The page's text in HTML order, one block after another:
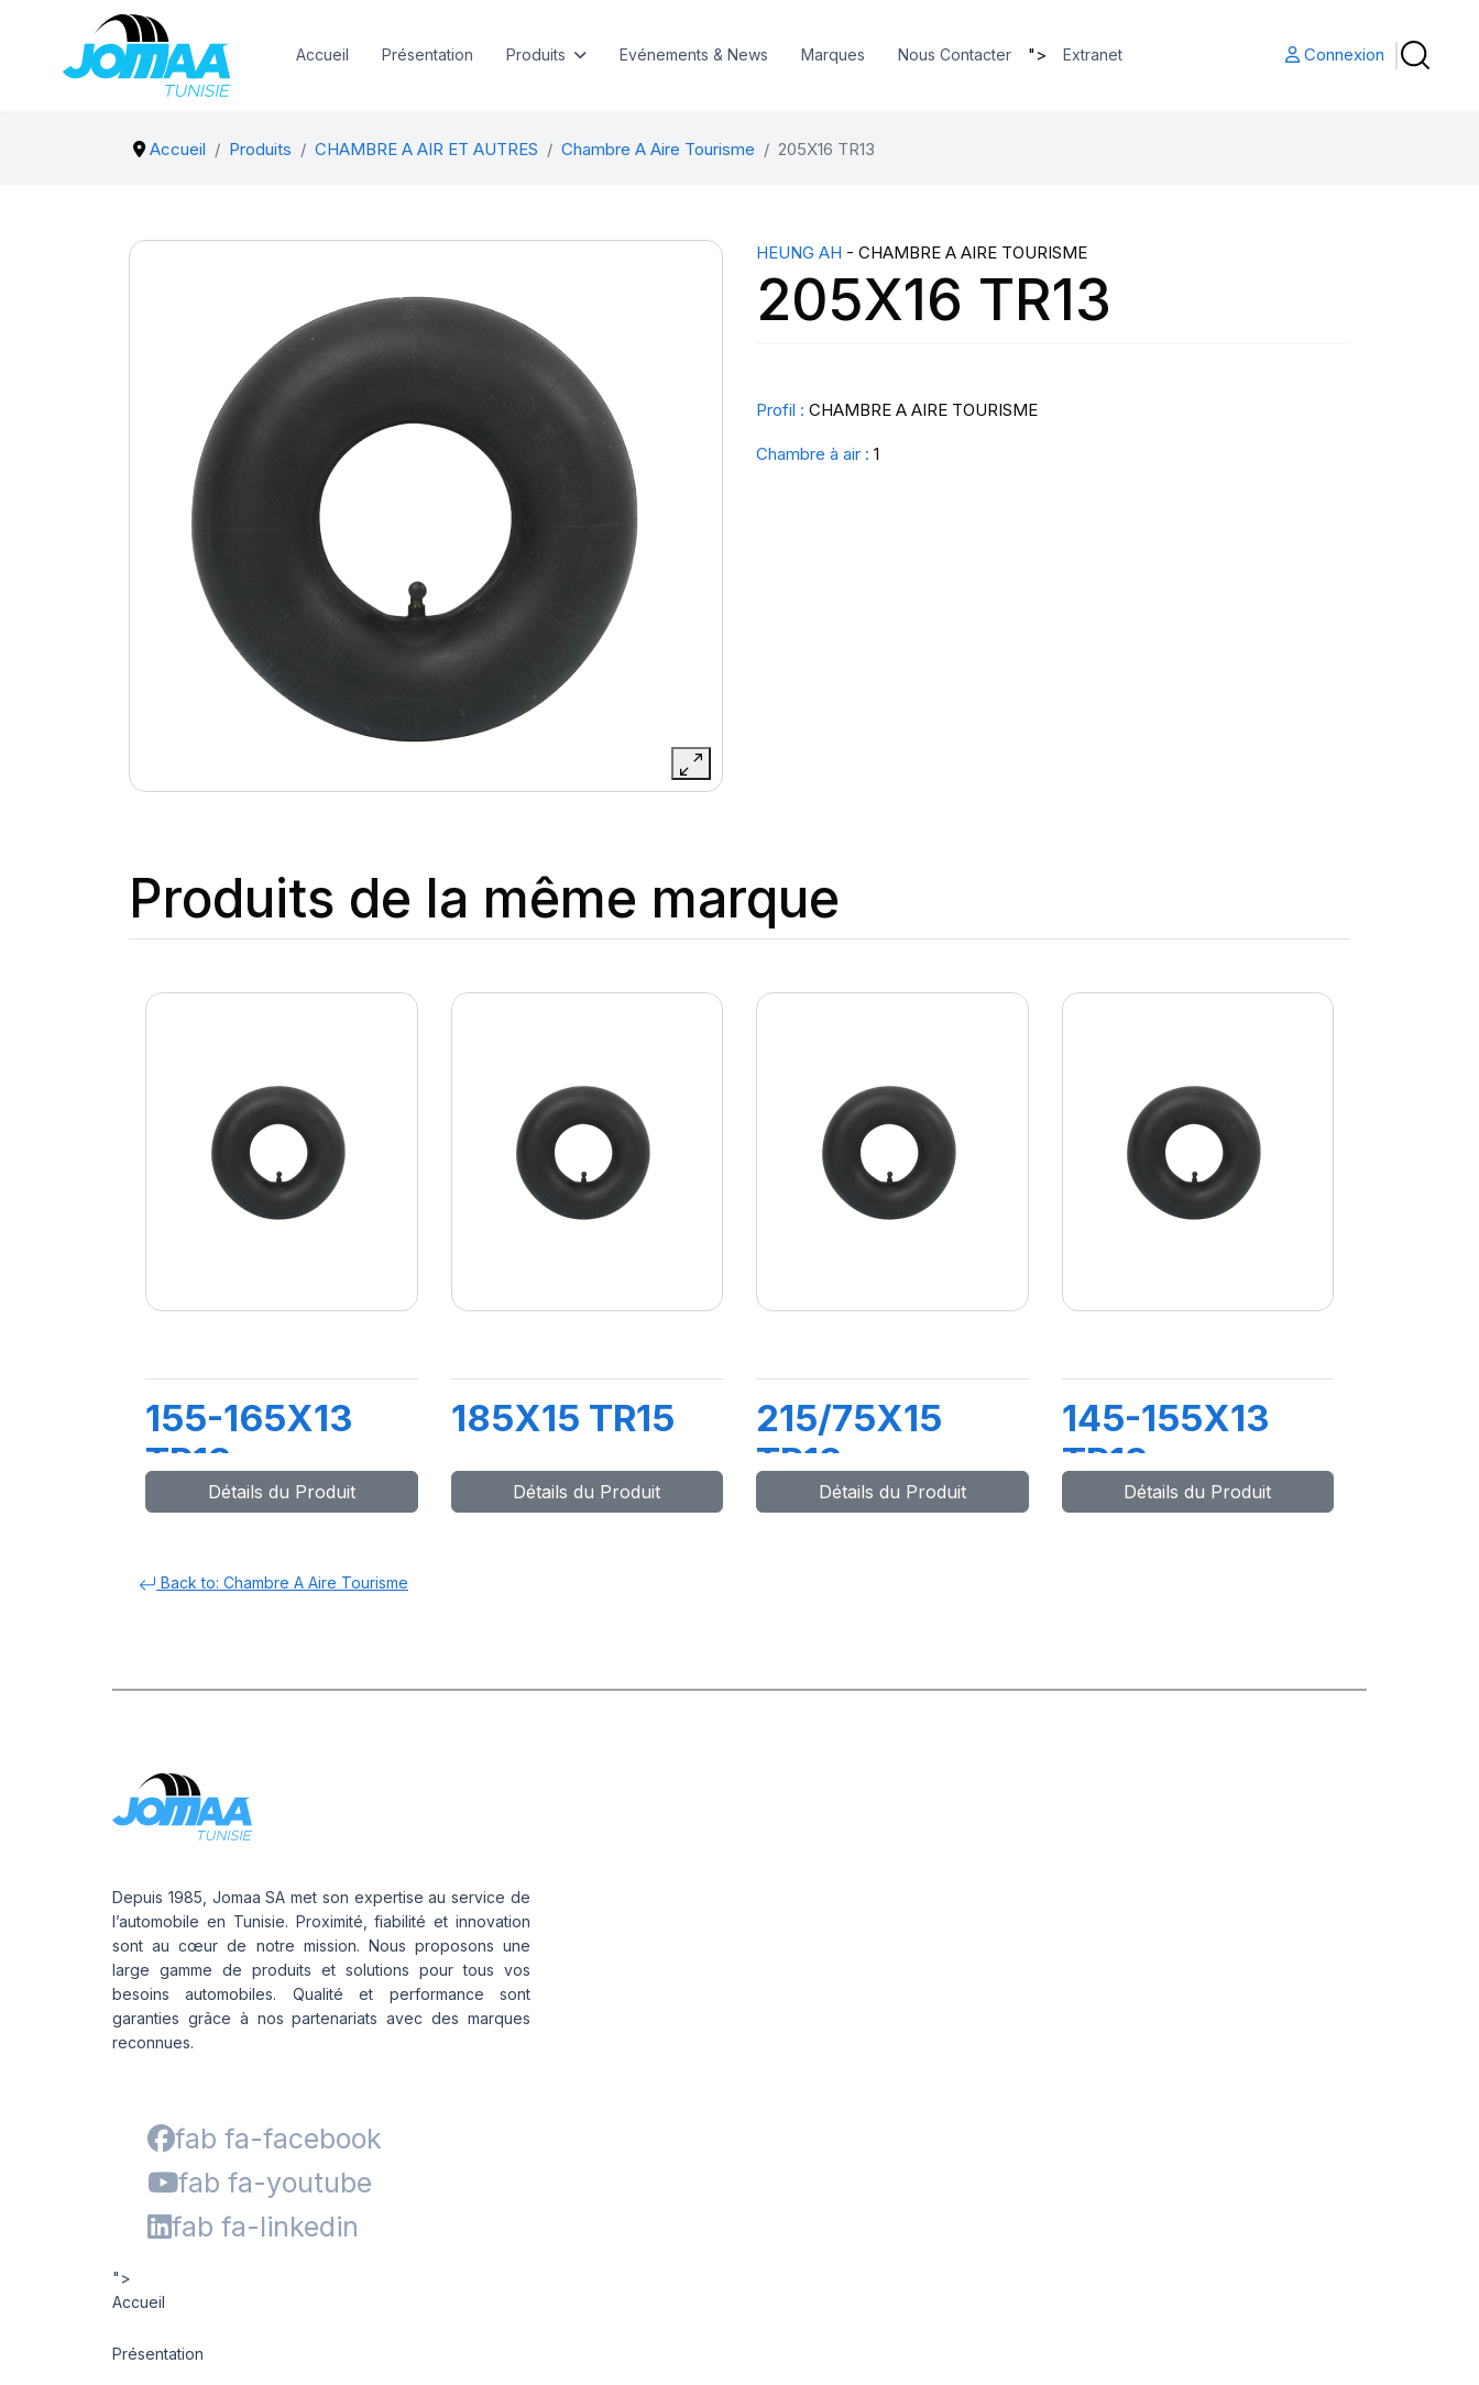
Accueil Présentation Produits Evénements & News Marques Nous Contacter "> Extranet Connexion
Accueil Produits CHAMBRE A AIR ET AUTRES Chambre A Aire Tourisme 205X16 TR13
HEUNG AH - CHAMBRE A AIRE TOURISME
205X16 TR13
Profil : CHAMBRE A AIRE TOURISME
Chambre à air : 1
Produits de la même marque
155-165X13
TR13
Détails du Produit
185X15 TR15
Détails du Produit
215/75X15
TR13
Détails du Produit
145-155X13
TR13
Détails du Produit
Back to: Chambre A Aire Tourisme
Depuis 1985, Jomaa SA met son expertise au service de
l’automobile en Tunisie. Proximité, fiabilité et innovation
sont au cœur de notre mission. Nous proposons une
large gamme de produits et solutions pour tous vos
besoins automobiles. Qualité et performance sont
garanties grâce à nos partenariats avec des marques
reconnues.
fab fa-facebook
fab fa-youtube
fab fa-linkedin
">
Accueil
Présentation